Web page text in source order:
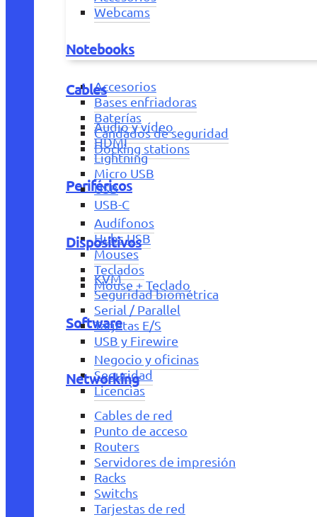
Webcams
Notebooks
Accesorios
Bases enfriadoras
Baterías
Candados de seguridad
Docking stations
Periféricos
Audífonos
Hubs USB
Mouses
Teclados
Mouse + Teclado
Software
Negocio y oficinas
Seguridad
Licencias
Cables
Audio y vídeo
HDMI
Lightning
Micro USB
USB
USB-C
Dispositivos
KVM
Seguridad biométrica
Serial / Parallel
Tarjetas E/S
USB y Firewire
Networking
Cables de red
Punto de acceso
Routers
Servidores de impresión
Racks
Switchs
Tarjestas de red